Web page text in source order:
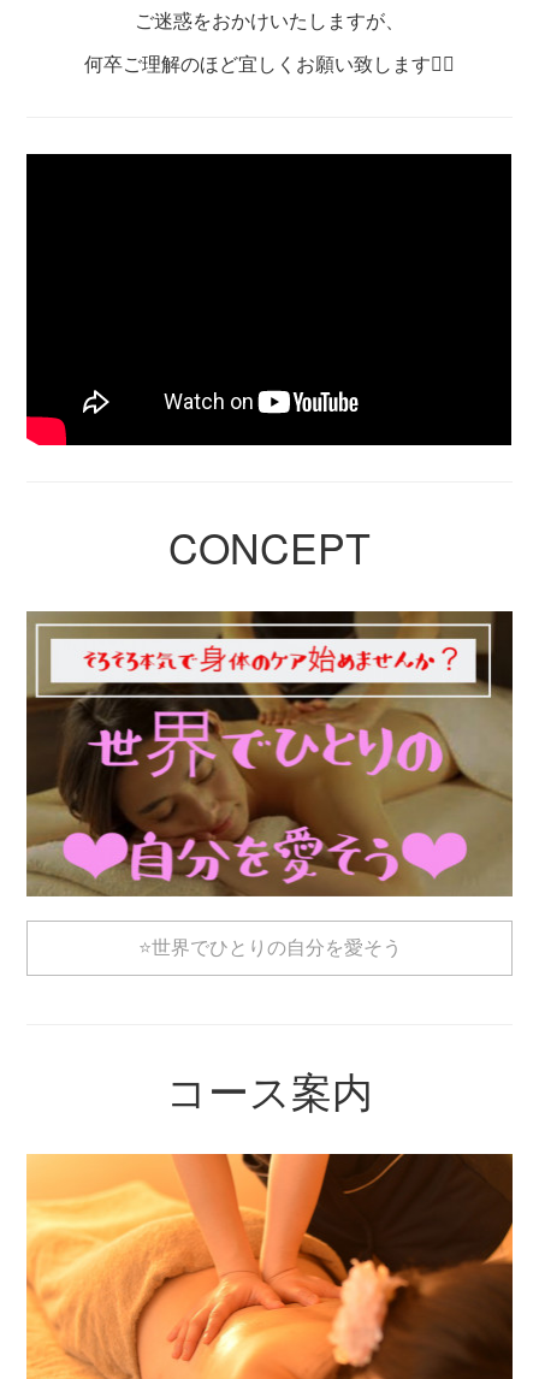
ご迷惑をおかけいたしますが、
何卒ご理解のほど宜しくお願い致します🙇‍♀️
CONCEPT
⭐️世界でひとりの自分を愛そう
コース案内